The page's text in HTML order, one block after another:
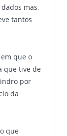
mas,
tantos
que o
que tive de
por
da
que